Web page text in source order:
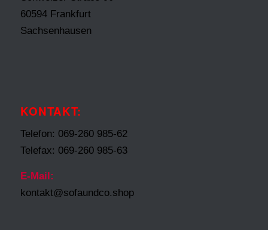
60594 Frankfurt
Sachsenhausen
KONTAKT:
Telefon: 069-260 985-62
Telefax: 069-260 985-63
E-Mail:
kontakt@sofaundco.shop